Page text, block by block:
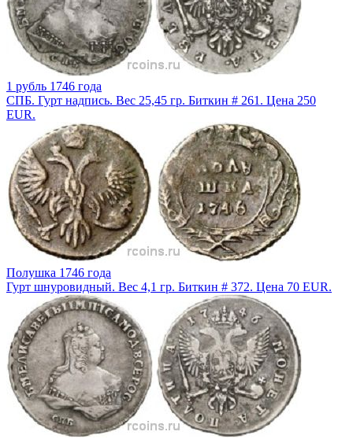
1 рубль 1746 года
СПБ. Гурт надпись. Вес 25,45 гр. Биткин # 261. Цена 250
EUR.
Полушка 1746 года
Гурт шнуровидный. Вес 4,1 гр. Биткин # 372. Цена 70 EUR.